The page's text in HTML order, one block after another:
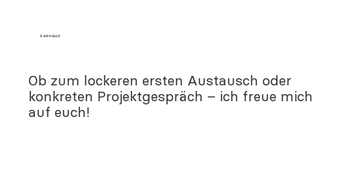
SAG HALLO
Ob zum lockeren ersten Austausch oder
konkreten Projektgespräch – ich freue mich
auf euch!